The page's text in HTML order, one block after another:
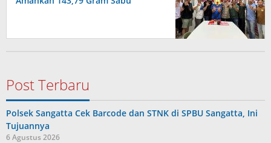
Post Terbaru
Polsek Sangatta Cek Barcode dan STNK di SPBU Sangatta, Ini
Tujuannya
6 Agustus 2026